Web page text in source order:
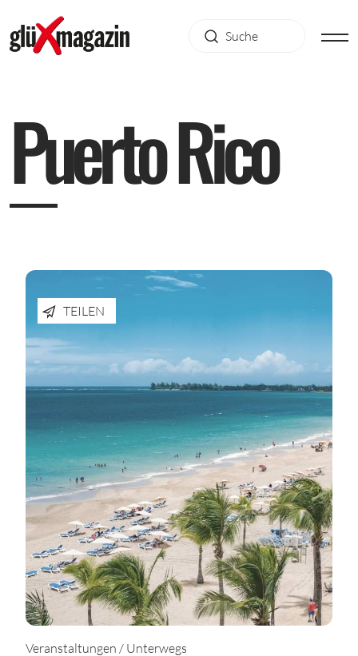
PuertoRico
TEILEN
Veranstaltungen / Unterwegs